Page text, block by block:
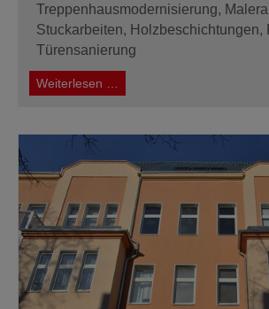
Treppenhausmodernisierung,
Stuckarbeiten, Holzbeschichtungen,
Türensanierung
Weiterlesen …
in